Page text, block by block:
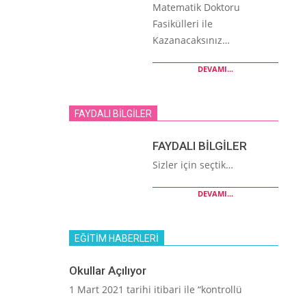
Matematik Doktoru
Fasikülleri ile
Kazanacaksınız…
DEVAMI...
FAYDALI BİLGİLER
FAYDALI BİLGİLER
Sizler için seçtik…
DEVAMI...
EĞİTİM HABERLERİ
Okullar Açılıyor
1 Mart 2021 tarihi itibari ile “kontrollü